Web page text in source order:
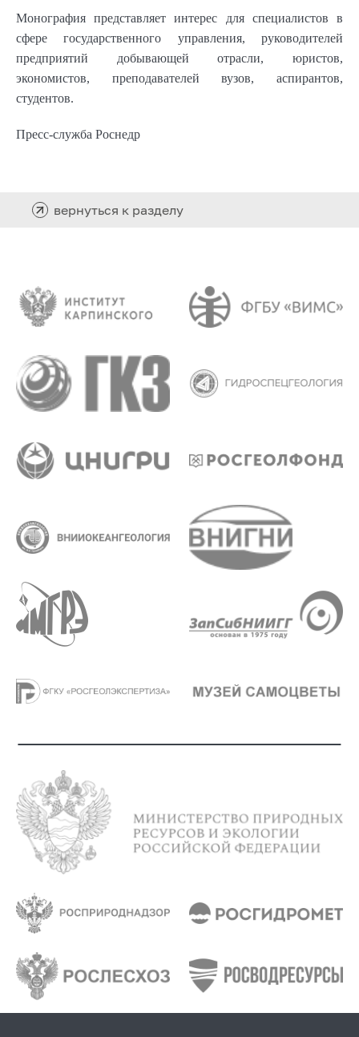
Монография представляет интерес для специалистов в
сфере государственного управления, руководителей
предприятий добывающей отрасли, юристов,
экономистов, преподавателей вузов, аспирантов,
студентов.
Пресс-служба Роснедр
вернуться к разделу